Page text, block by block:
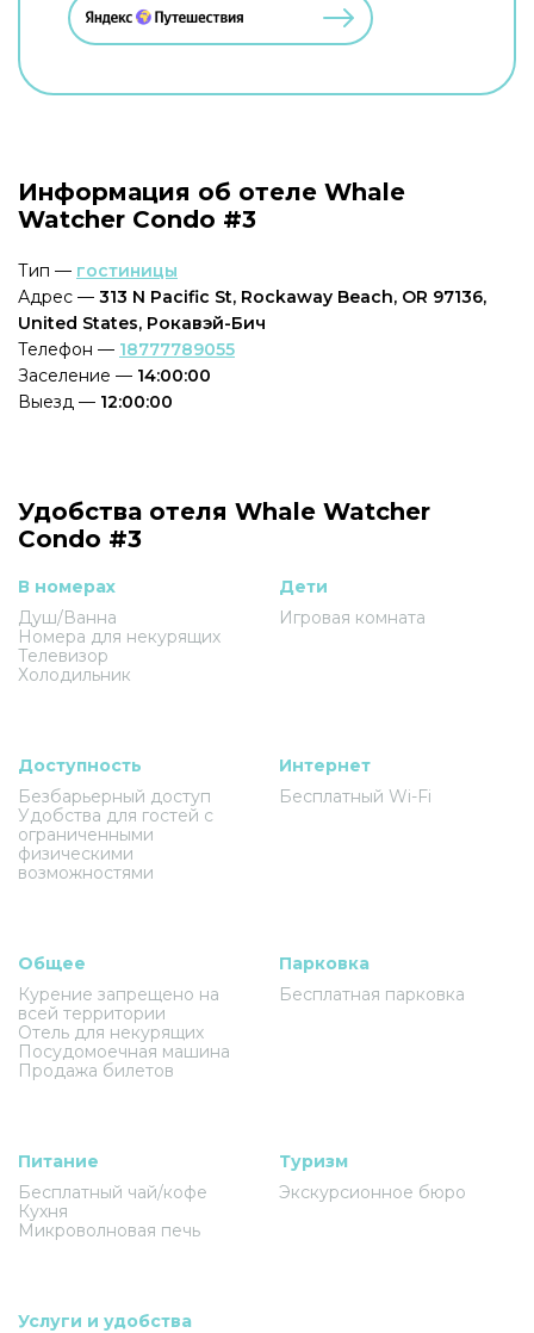
Информация об отеле Whale
Watcher Condo #3
Тип — гостиницы
Адрес — 313 N Pacific St, Rockaway Beach, OR 97136,
United States, Рокавэй-Бич
Телефон — 18777789055
Заселение — 14:00:00
Выезд — 12:00:00
Удобства отеля Whale Watcher
Condo #3
В номерах
Душ/Ванна
Номера для некурящих
Телевизор
Холодильник
Дети
Игровая комната
Доступность
Безбарьерный доступ
Удобства для гостей с
ограниченными
физическими
возможностями
Интернет
Бесплатный Wi-Fi
Общее
Курение запрещено на
всей территории
Отель для некурящих
Посудомоечная машина
Продажа билетов
Парковка
Бесплатная парковка
Питание
Бесплатный чай/кофе
Кухня
Микроволновая печь
Туризм
Экскурсионное бюро
Услуги и удобства